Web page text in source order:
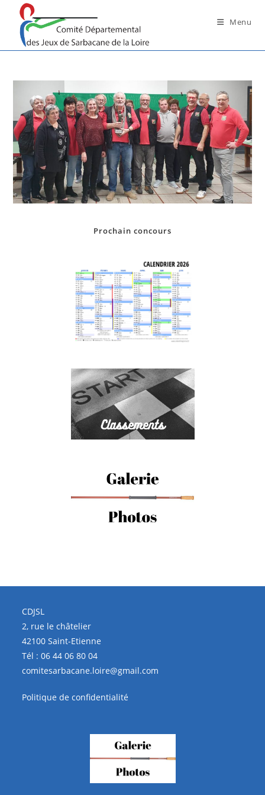
content
Menu
Prochain concours
CDJSL
2, rue le châtelier
42100 Saint-Etienne
Tél :06 44 06 80 04
comitesarbacane.loire@gmail.com
Politique de confidentialité